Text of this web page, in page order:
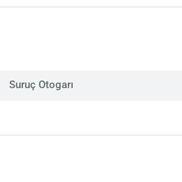
Suruç Otogarı